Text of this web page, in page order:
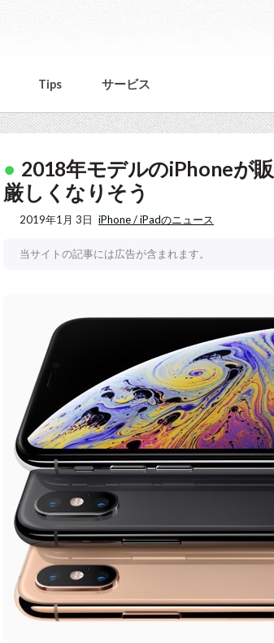
Tips サービス
2018年モデルのiPhoneが
厳しくなりそう
2019年1月 3日 iPhone / iPadのニュース
当サイトの記事には広告が含まれます。